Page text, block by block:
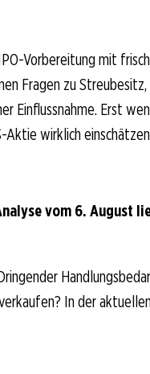
Vorbereitung mit
Fragen zu Streubesitz,
Einflussnahme. Erst
Aktie wirklich
vom 6. August
In der